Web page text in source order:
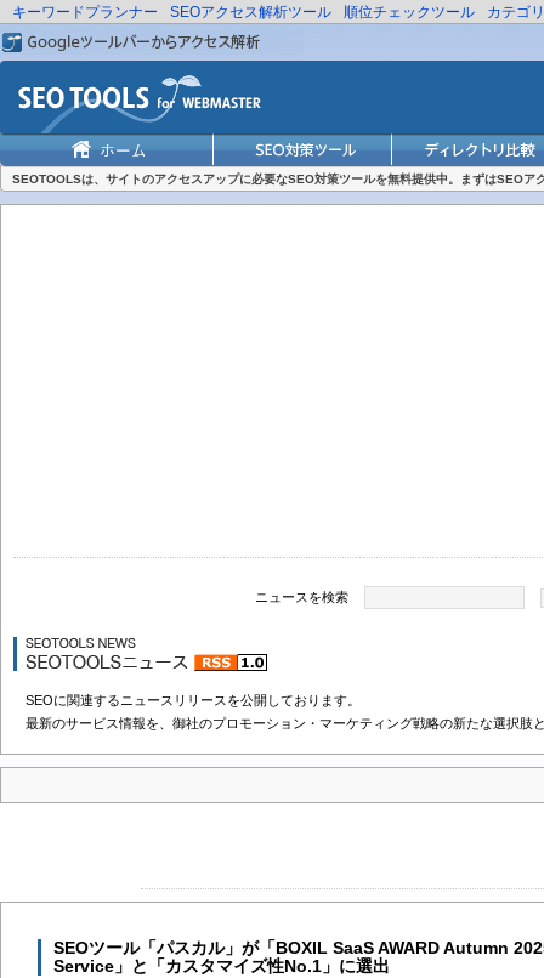
キーワードプランナー SEOアクセス解析ツール 順位チェックツール カテゴ
SEOTOOLSは、サイトのアクセスアップに必要なSEO対策ツールを無料提供中。まずはSEOア
ニュースを検索
SEOに関連するニュースリリースを公開しております。
最新のサービス情報を、御社のプロモーション・マーケティング戦略の新たな選択肢
SEOツール「パスカル」が「BOXIL SaaS AWARD Autumn
Service」と「カスタマイズ性No.1」に選出